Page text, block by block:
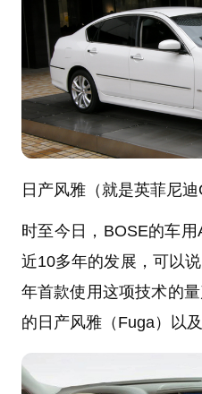
日产风雅（就是英菲尼迪
时至今日，BOSE的车
近10多年的发展，可以
年首款使用这项技术的
的日产风雅（Fuga）以